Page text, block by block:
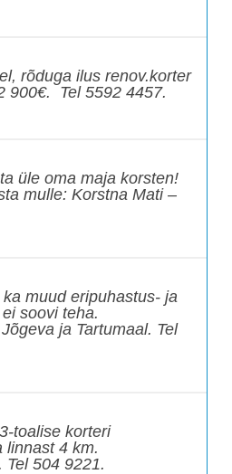
rõduga ilus renov.korter
900€. Tel 5592 4457.
üle oma maja korsten!
mulle: Korstna Mati –
muud eripuhastus- ja
soovi teha.
ja Tartumaal. Tel
toalise korteri
linnast 4 km.
504 9221.